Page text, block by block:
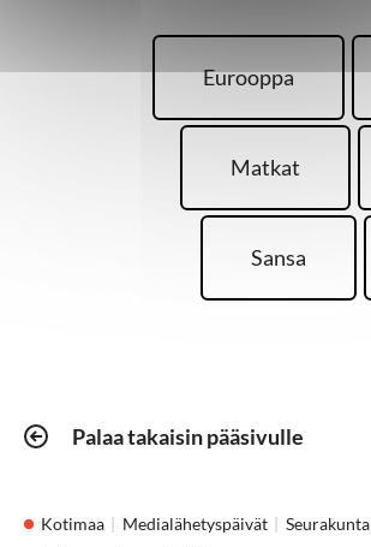
Eurooppa
Matkat
Sansa
Palaa takaisin pääsivulle
Kotimaa Medialähetyspäivät Seurakunta